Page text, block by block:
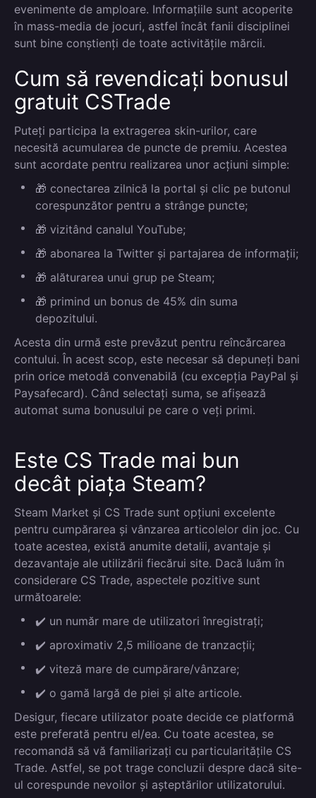
evenimente de amploare. Informațiile sunt acoperite
în mass-media de jocuri, astfel încât fanii disciplinei
sunt bine conștienți de toate activitățile mărcii.
Cum să revendicați bonusul
gratuit CSTrade
Puteți participa la extragerea skin-urilor, care
necesită acumularea de puncte de premiu. Acestea
sunt acordate pentru realizarea unor acțiuni simple:
🎁 conectarea zilnică la portal și clic pe butonul
corespunzător pentru a strânge puncte;
🎁 vizitând canalul YouTube;
🎁 abonarea la Twitter și partajarea de informații;
🎁 alăturarea unui grup pe Steam;
🎁 primind un bonus de 45% din suma
depozitului.
Acesta din urmă este prevăzut pentru reîncărcarea
contului. În acest scop, este necesar să depuneți bani
prin orice metodă convenabilă (cu excepția PayPal și
Paysafecard). Când selectați suma, se afișează
automat suma bonusului pe care o veți primi.
Este CS Trade mai bun
decât piața Steam?
Steam Market și CS Trade sunt opțiuni excelente
pentru cumpărarea și vânzarea articolelor din joc. Cu
toate acestea, există anumite detalii, avantaje și
dezavantaje ale utilizării fiecărui site. Dacă luăm în
considerare CS Trade, aspectele pozitive sunt
următoarele:
✔️ un număr mare de utilizatori înregistrați;
✔️ aproximativ 2,5 milioane de tranzacții;
✔️ viteză mare de cumpărare/vânzare;
✔️ o gamă largă de piei și alte articole.
Desigur, fiecare utilizator poate decide ce platformă
este preferată pentru el/ea. Cu toate acestea, se
recomandă să vă familiarizați cu particularitățile CS
Trade. Astfel, se pot trage concluzii despre dacă site-
ul corespunde nevoilor și așteptărilor utilizatorului.